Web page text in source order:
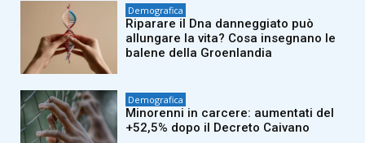
Demografica
Riparare il Dna danneggiato può
allungare la vita? Cosa insegnano le
balene della Groenlandia
Demografica
Minorenni in carcere: aumentati del
+52,5% dopo il Decreto Caivano